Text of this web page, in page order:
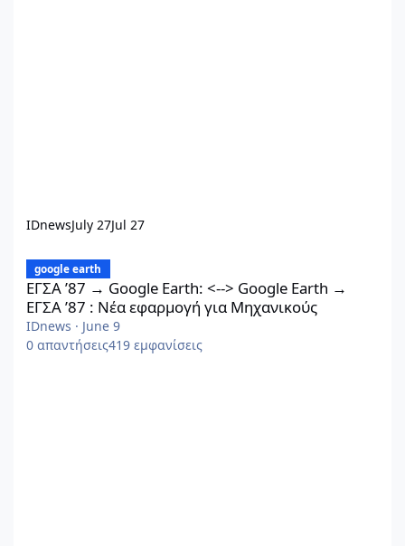
IDnewsJuly 27Jul 27
ΕΓΣΑ ’87 → Google Earth: <--> Google Earth → ΕΓΣΑ ’87 : Νέα
google earth
ΕΓΣΑ ’87 → Google Earth: <--> Google Earth →
ΕΓΣΑ ’87 : Νέα εφαρμογή για Μηχανικούς
IDnews · June 9
0 απαντήσεις419 εμφανίσεις